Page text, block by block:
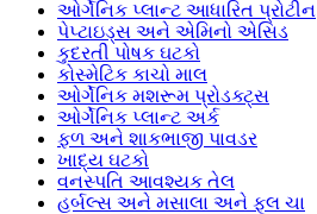
ઓર્ગેનિક પ્લાન્ટ આધારિત પ્રોટીન
પેપ્ટાઇડ્સ અને એમિનો એસિડ
કુદરતી પોષક ઘટકો
કોસ્મેટિક કાચો માલ
ઓર્ગેનિક મશરૂમ પ્રોડક્ટ્સ
ઓર્ગેનિક પ્લાન્ટ અર્ક
ફળ અને શાકભાજી પાવડર
ખાદ્ય ઘટકો
વનસ્પતિ આવશ્યક તેલ
હર્બલ્સ અને મસાલા અને ફૂલ ચા